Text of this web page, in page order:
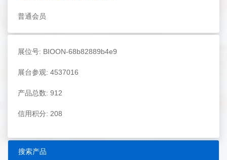
普通会员
展位号: BIOON-68b82889b4e9
展台参观: 4537016
产品总数: 912
信用积分: 208
搜索产品